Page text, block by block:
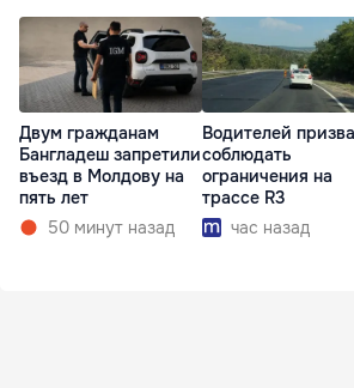
Двум гражданам
Бангладеш запретили
въезд в Молдову на
пять лет
50 минут назад
Водителей
соблюдать
ограничения на
трассе R3
час назад